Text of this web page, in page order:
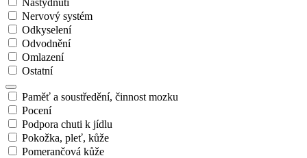
Nervový systém
Odkyselení
Odvodnění
Omlazení
Ostatní
Paměť a soustředění, činnost mozku
Pocení
Podpora chuti k jídlu
Pokožka, pleť, kůže
Pomerančová kůže